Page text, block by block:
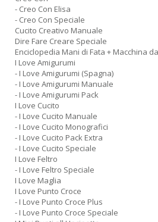
- Creo Con Elisa
- Creo Con Speciale
Cucito Creativo Manuale
Dire Fare Creare Speciale
Enciclopedia Mani di Fata + Macchina
I Love Amigurumi
- I Love Amigurumi (Spagna)
- I Love Amigurumi Manuale
- I Love Amigurumi Pack
I Love Cucito
- I Love Cucito Manuale
- I Love Cucito Monografici
- I Love Cucito Pack Extra
- I Love Cucito Speciale
I Love Feltro
- I Love Feltro Speciale
I Love Maglia
I Love Punto Croce
- I Love Punto Croce Plus
- I Love Punto Croce Speciale